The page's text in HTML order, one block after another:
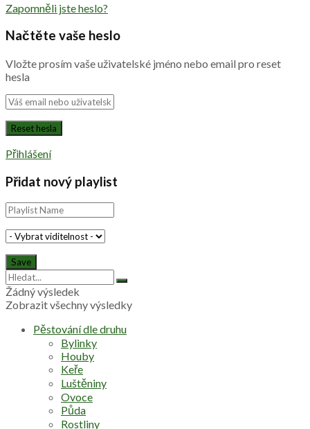
Zapomněli jste heslo?
Načtěte vaše heslo
Vložte prosím vaše uživatelské jméno nebo email pro reset
hesla
Přihlášení
Přidat nový playlist
Žádný výsledek
Zobrazit všechny výsledky
Pěstování dle druhu
Bylinky
Houby
Keře
Luštěniny
Ovoce
Půda
Rostliny